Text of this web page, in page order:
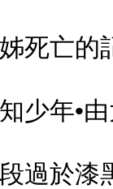
亡的記
年•由
於漆